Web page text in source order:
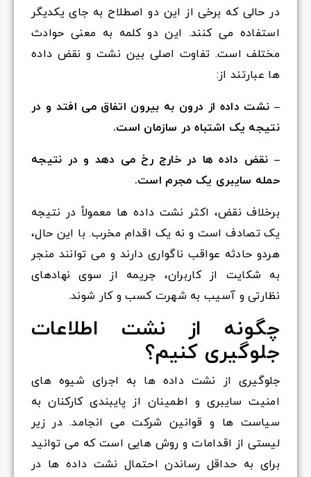
در حالی که برخی از این دو اصطلاح به جای یکدیگر
استفاده می کنند. این دو کلمه به معنی حوادث
مختلف است. تفاوت اصلی بین نشت و نقض داده
ها عبارتند از:
– نشت داده از درون به بیرون اتفاق می افتد و در
نتیجه یک اشتباه در سازمان است.
– نقض داده ها در خارج رخ می دهد و در نتیجه
حمله سایبری یک مجرم است.
برخلاف نقض، اکثر نشت داده ها معمولاً در نتیجه
یک تصادف است و نه یک اقدام مخرب. با این حال،
هردو حادثه عواقب ناگواری دارند و می توانند منجر
به شکایت از کاربران، جریمه از سوی نهادهای
نظارتی و آسیب به شهرت کسب و کار شوند.
چگونه از نشت اطلاعات
جلوگیری کنیم؟
جلوگیری از نشت داده ها به اجرای شیوه های
امنیت سایبری و اطمینان از پایبندی کارکنان به
سیاست ها و قوانین شرکت می انجامد. در زیر
لیستی از اقدامات و روش هایی است که می توانید
برای به حداقل رساندن احتمال نشت داده ها در